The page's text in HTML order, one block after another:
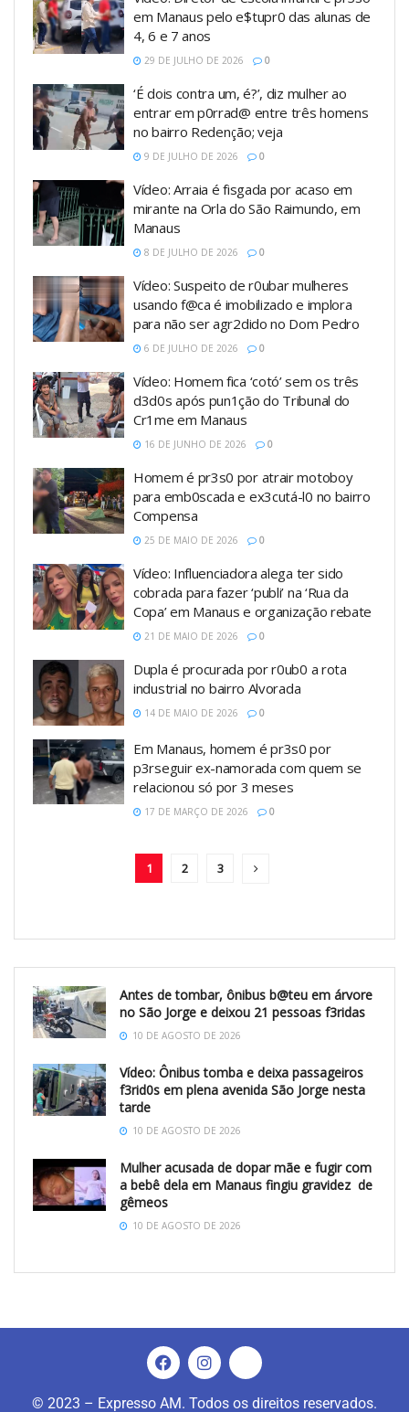
em Manaus pelo e$tupr0 das alunas de
4, 6 e 7 anos
29 DE JULHO DE 2026 0
‘É dois contra um, é?’, diz mulher ao
entrar em p0rrad@ entre três homens
no bairro Redenção; veja
9 DE JULHO DE 2026 0
Vídeo: Arraia é fisgada por acaso em
mirante na Orla do São Raimundo, em
Manaus
8 DE JULHO DE 2026 0
Vídeo: Suspeito de r0ubar mulheres
usando f@ca é imobilizado e implora
para não ser agr2dido no Dom Pedro
6 DE JULHO DE 2026 0
Vídeo: Homem fica ‘cotó’ sem os três
d3d0s após pun1ção do Tribunal do
Cr1me em Manaus
16 DE JUNHO DE 2026 0
Homem é pr3s0 por atrair motoboy
para emb0scada e ex3cutá-l0 no bairro
Compensa
25 DE MAIO DE 2026 0
Vídeo: Influenciadora alega ter sido
cobrada para fazer ‘publi’ na ‘Rua da
Copa’ em Manaus e organização rebate
21 DE MAIO DE 2026 0
Dupla é procurada por r0ub0 a rota
industrial no bairro Alvorada
14 DE MAIO DE 2026 0
Em Manaus, homem é pr3s0 por
p3rseguir ex-namorada com quem se
relacionou só por 3 meses
17 DE MARÇO DE 2026 0
1 2 3
Antes de tombar, ônibus b@teu em árvore
no São Jorge e deixou 21 pessoas f3ridas
10 DE AGOSTO DE 2026
Vídeo: Ônibus tomba e deixa passageiros
f3rid0s em plena avenida São Jorge nesta
tarde
10 DE AGOSTO DE 2026
Mulher acusada de dopar mãe e fugir com
a bebê dela em Manaus fingiu gravidez de
gêmeos
10 DE AGOSTO DE 2026
© 2023 – Expresso AM. Todos os direitos reservados.